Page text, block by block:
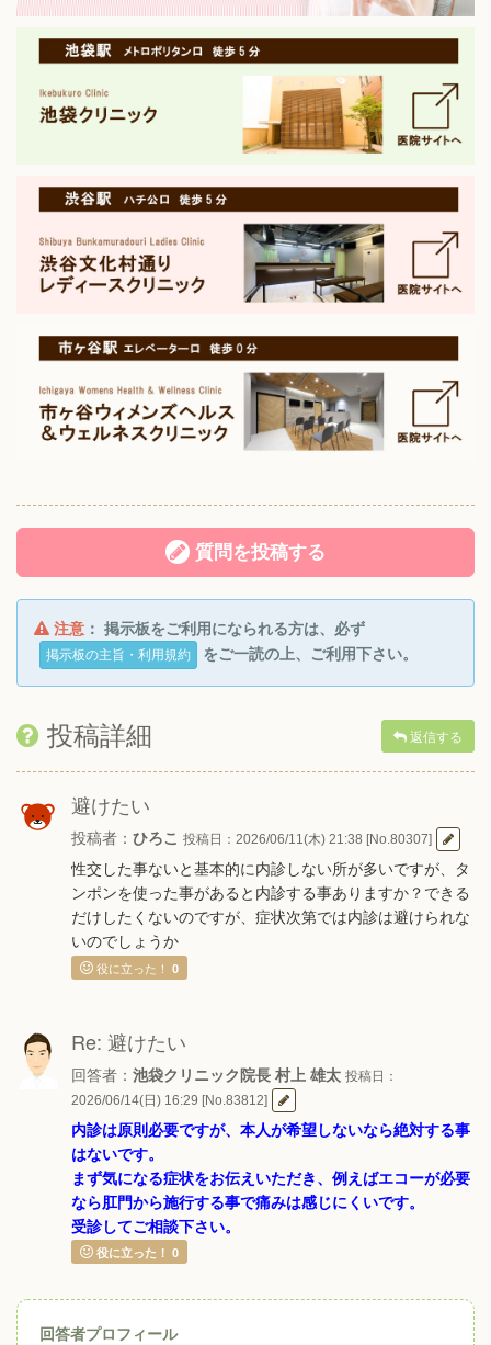
質問を投稿する
注意 ： 掲示板をご利用になられる方は、必ず
掲示板の主旨・利用規約 をご一読の上、ご利用下さい。
投稿詳細 返信する
避けたい
投稿者： ひろこ 投稿日：2026/06/11(木) 21:38 [No.80307]
性交した事ないと基本的に内診しない所が多いですが、タ
ンポンを使った事があると内診する事ありますか？できる
だけしたくないのですが、症状次第では内診は避けられな
いのでしょうか
役に立った！ 0
Re: 避けたい
回答者： 池袋クリニック院長 村上 雄太 投稿日：
2026/06/14(日) 16:29 [No.83812]
内診は原則必要ですが、本人が希望しないなら絶対する事
はないです。
まず気になる症状をお伝えいただき、例えばエコーが必要
なら肛門から施行する事で痛みは感じにくいです。
受診してご相談下さい。
役に立った！ 0
回答者プロフィール